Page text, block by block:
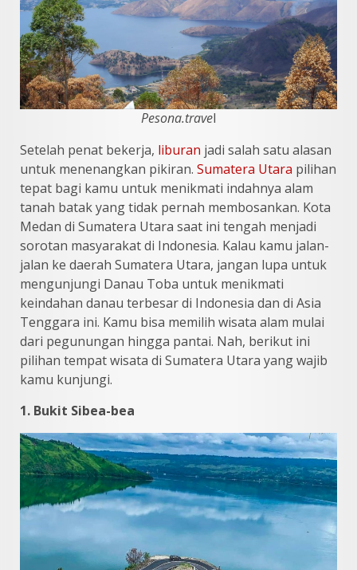
Pesona.travel
Setelah penat bekerja, liburan jadi salah satu alasan
untuk menenangkan pikiran. Sumatera Utara pilihan
tepat bagi kamu untuk menikmati indahnya alam
tanah batak yang tidak pernah membosankan. Kota
Medan di Sumatera Utara saat ini tengah menjadi
sorotan masyarakat di Indonesia. Kalau kamu jalan-
jalan ke daerah Sumatera Utara, jangan lupa untuk
mengunjungi Danau Toba untuk menikmati
keindahan danau terbesar di Indonesia dan di Asia
Tenggara ini. Kamu bisa memilih wisata alam mulai
dari pegunungan hingga pantai. Nah, berikut ini
pilihan tempat wisata di Sumatera Utara yang wajib
kamu kunjungi.
1. Bukit Sibea-bea